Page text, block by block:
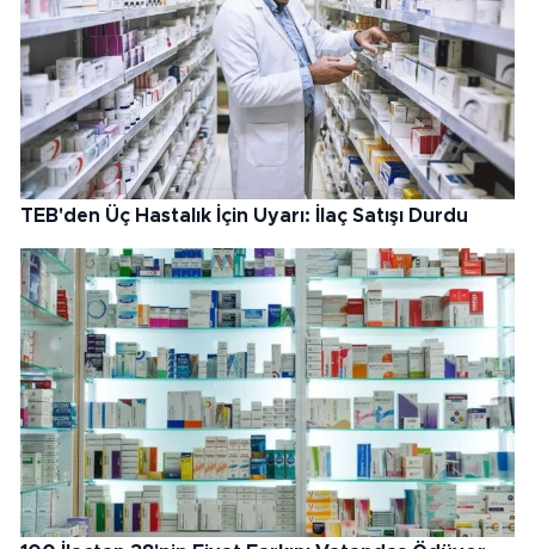
TEB'den Üç Hastalık İçin Uyarı: İlaç Satışı Durdu